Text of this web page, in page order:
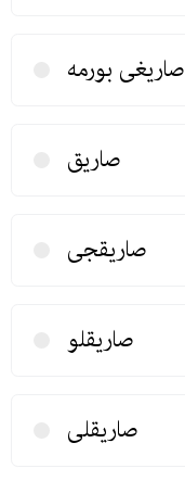
صاریغی بورمه
صاریق
صاریقجی
صاریقلو
صاریقلی